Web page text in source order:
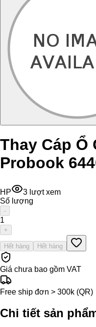
Thay Cáp Ổ
Probook
HP 3 lượt xem
Số lượng
-
1
+
Hết hàng Hết hàng
Giá chưa bao gồm VAT
Free ship đơn > 300k (QR)
Chi tiết sản